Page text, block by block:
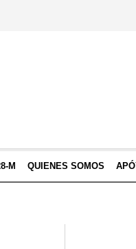
M QUIENES SOMOS